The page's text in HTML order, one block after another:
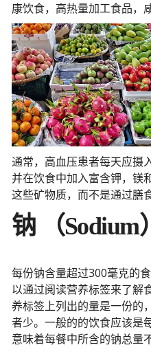
康饮食，高热量加工食品，
通常，高血压患者每天应摄
并在饮食中加入富含钾，镁
这些矿物质，而不是通过膳
钠 （Sodium）
每份钠含量超过300毫克的
以通过阅读营养标签来了解
养标签上列出的量是一份的
者少。一般的的饮食应该是
意味着每餐中所含的钠总量